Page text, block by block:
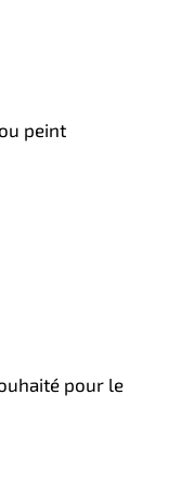
peint
pour le